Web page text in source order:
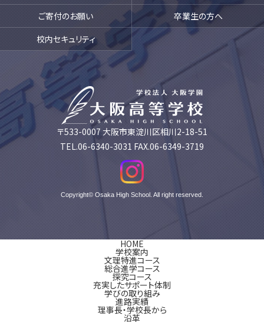
ご寄付のお願い
卒業生の方へ
校内セキュリティ
〒533-0007 大阪市東淀川区相川2-18-51
TEL.06-6340-3031 FAX.06-6349-3719
Copyright© Osaka High School. All right reserved.
HOME
学校案内
文理特進コース
総合進学コース
探究コース
充実したサポート体制
学びの取り組み
進路実績
理事長・学校長から
沿革